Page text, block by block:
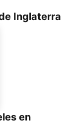
Inglaterra
en